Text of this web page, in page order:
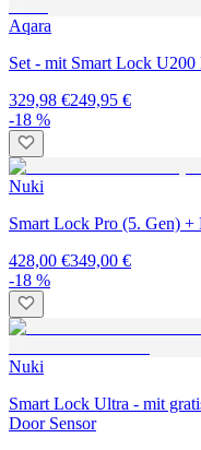
Aqara
Set - mit Smart Lock
329,98 €249,95 €
-18 %
Nuki
Smart Lock Pro (5. Gen) +
428,00 €349,00 €
-18 %
Nuki
Smart Lock Ultra - mit
Door Sensor